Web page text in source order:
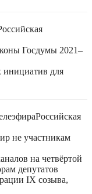
Госдумы 2021–
инициатив для
Российская
не участникам
на четвёртой
депутатов
IX созыва,